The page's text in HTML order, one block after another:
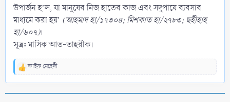
উপার্জন হ’ল, যা মানুষের নিজ হাতের কাজ এবং সদুপায়ে ব্যবসার
মাধ্যমে করা হয়’ (আহমাদ হা/১৭৩০৪; মিশকাত হা/২৭৮৩; ছহীহাহ
হা/৬০৭)।
সূত্র:মাসিক আত-তাহরীক।
R
কাইফ মেহেদী